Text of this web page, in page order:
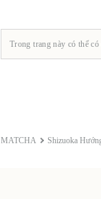
Trong trang này có thể
MATCHA Shizuoka